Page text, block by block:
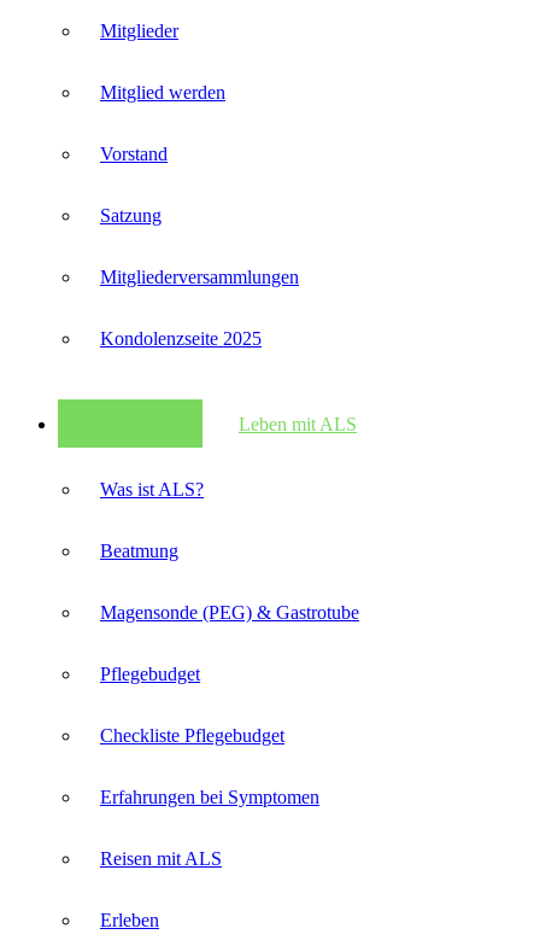
Mitglieder
Mitglied werden
Vorstand
Satzung
Mitglieder­versammlungen
Kondolenzseite 2025
Leben mit ALS
Was ist ALS?
Beatmung
Magensonde (PEG) & Gastrotube
Pflegebudget
Checkliste Pflegebudget
Erfahrungen bei Symptomen
Reisen mit ALS
Erleben